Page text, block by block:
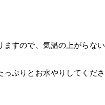
すので、気温の上がらない
ぷりとお水やりしてくださ